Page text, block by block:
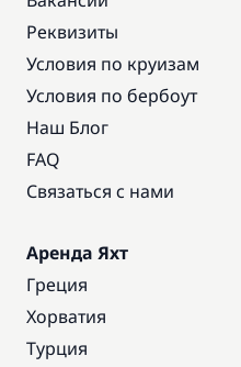
Реквизиты
Условия по круизам
Условия по бербоут
Наш Блог
FAQ
Связаться с нами
Аренда Яхт
Греция
Хорватия
Турция